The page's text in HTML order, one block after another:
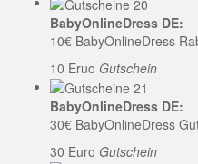
BabyOnlineDress DE:
10€ BabyOnlineDress
10 Eruo Gutschein
BabyOnlineDress DE:
30€ BabyOnlineDress
30 Euro Gutschein